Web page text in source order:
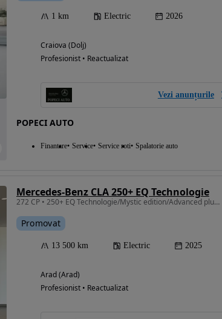
1 km Electric 2026
Craiova (Dolj)
Profesionist • Reactualizat
Vezi anunțurile
POPECI AUTO
Finantare Service Service roti Spalatorie auto
Mercedes-Benz CLA 250+ EQ Technologie
272 CP • 250+ EQ Technologie/Mystic edition/Advanced plus/Memory/garantie
Promovat
13 500 km Electric 2025
Arad (Arad)
Profesionist • Reactualizat